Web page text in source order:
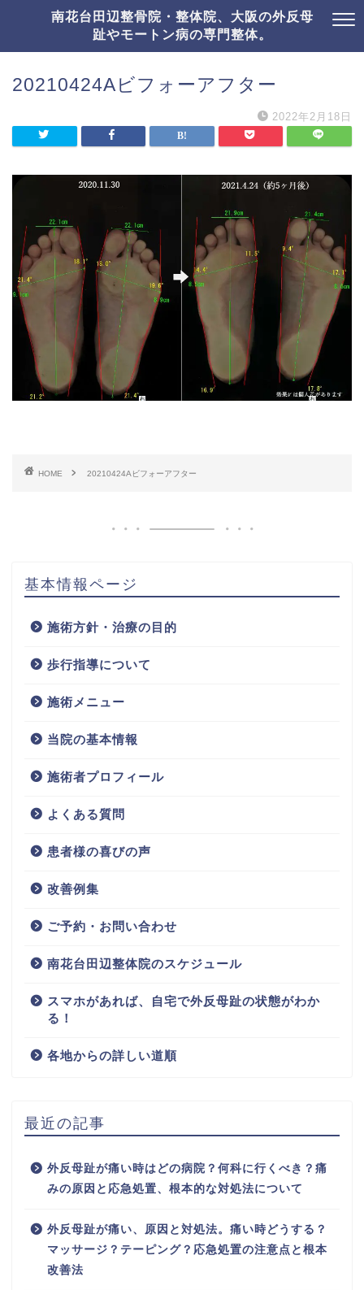
南花台田辺整骨院・整体院、大阪の外反母
趾やモートン病の専門整体。
20210424Aビフォーアフター
2022年2月18日
HOME 20210424Aビフォーアフター
基本情報ページ
施術方針・治療の目的
歩行指導について
施術メニュー
当院の基本情報
施術者プロフィール
よくある質問
患者様の喜びの声
改善例集
ご予約・お問い合わせ
南花台田辺整体院のスケジュール
スマホがあれば、自宅で外反母趾の状態がわか
る！
各地からの詳しい道順
最近の記事
外反母趾が痛い時はどの病院？何科に行くべき？痛
みの原因と応急処置、根本的な対処法について
外反母趾が痛い、原因と対処法。痛い時どうする？
マッサージ？テーピング？応急処置の注意点と根本
改善法